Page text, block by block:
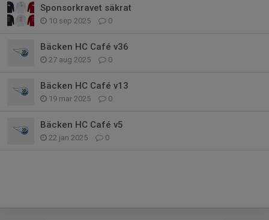
Sponsorkravet säkrat
10 sep 2025 0
Bäcken HC Café v36
27 aug 2025 0
Bäcken HC Café v13
19 mar 2025 0
Bäcken HC Café v5
22 jan 2025 0